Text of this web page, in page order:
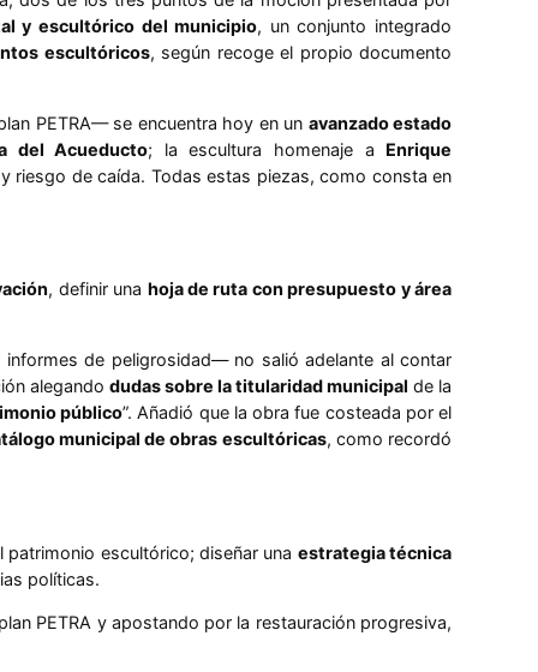
y escultórico del municipio, un conjunto integrado
escultóricos, según recoge el propio documento
PETRA— se encuentra hoy en un avanzado estado
del Acueducto; la escultura homenaje a Enrique
riesgo de caída. Todas estas piezas, como consta en
, definir una hoja de ruta con presupuesto y área
de peligrosidad— no salió adelante al contar
alegando dudas sobre la titularidad municipal de la
público”. Añadió que la obra fue costeada por el
municipal de obras escultóricas, como recordó
patrimonio escultórico; diseñar una estrategia técnica
políticas.
PETRA y apostando por la restauración progresiva,